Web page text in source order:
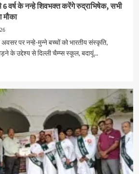
वर्ष के नन्हे शिवभक्त करेंगे रुद्राभिषेक, सभी
मौका
पर नन्हे-मुन्ने बच्चों को भारतीय संस्कृति,
के उद्देश्य से दिल्ली चैम्प्स स्कूल, बदायूं...